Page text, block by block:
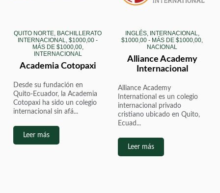
QUITO NORTE, BACHILLERATO
INTERNACIONAL, $1000,00 -
MÁS DE $1000,00,
INTERNACIONAL
Academia Cotopaxi
Desde su fundación en
Quito-Ecuador, la Academia
Cotopaxi ha sido un colegio
internacional sin afá...
Leer más
INGLÉS, INTERNACIONAL,
$1000,00 - MÁS DE $1000,00,
NACIONAL
Alliance Academy
Internacional
Alliance Academy
International es un colegio
internacional privado
cristiano ubicado en Quito,
Ecuad...
Leer más